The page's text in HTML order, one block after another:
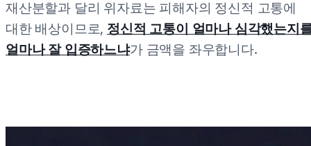
재산분할과 달리 위자료는 피해자의 정신적 고통에
대한 배상이므로, 정신적 고통이 얼마나 심각했는지
얼마나 잘 입증하느냐가 금액을 좌우합니다.